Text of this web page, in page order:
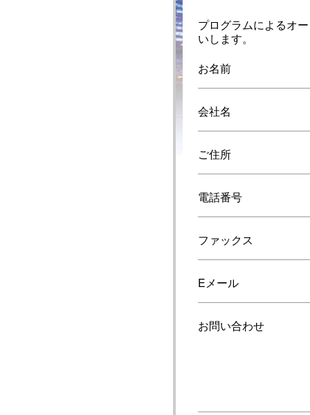
プログラムによるオ
いします。
お名前
会社名
ご住所
電話番号
ファックス
Eメール
お問い合わせ